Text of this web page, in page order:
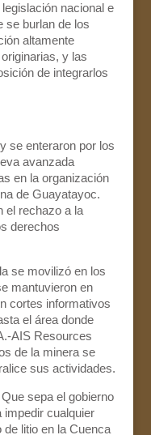
nacional e
se burlan de los
altamente
y las
de integrarlos
se enteraron por los
avanzada
en la organización
de Guayatayoc.
el rechazo a la
derechos
se movilizó en los
mantuvieron en
cortes informativos
el área donde
AIS Resources
de la minera se
sus actividades.
sepa el gobierno
cualquier
litio en la Cuenca